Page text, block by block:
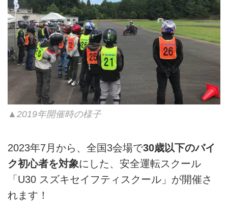
▲2019年開催時の様子
2023年7月から、全国3会場で30歳以下のバイ
ク初心者を対象にした、安全運転スクール
「U30 スズキセイフティスクール」が開催さ
れます！